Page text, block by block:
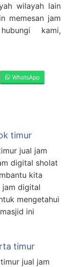
wilayah lain
memesan jam
kami,
WhatsApp
timur
jual jam
digital sholat
kita
jam digital
mengetahui
ini
timur
jual jam